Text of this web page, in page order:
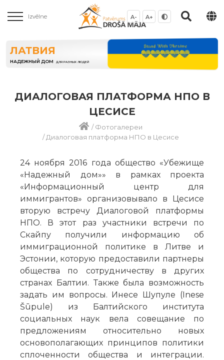
Izvēlne A- A+
ЛАТВИЯ
НАДЕЖНЫЙ ДОМ ДЛЯ РАЗНЫХ ЛЮДЕЙ
ДИАЛОГОВАЯ ПЛАТФОРМА НПО В
ЦЕСИСЕ
/Фотогалереи
/Диалоговая платформа НПО в Цесисе
24 ноября 2016 года общество «Убежище
«Надежный дом»» в рамках проекта
«Информационный центр для
иммигрантов» организовывало в Цесисе
вторую встречу Диалоговой платформы
НПО. В этот раз участники встречи по
Скайпу получили информацию об
иммиграционной политике в Литве и
Эстонии, которую предоставили партнеры
общества по сотрудничеству в других
странах Балтии. Также была возможность
задать им вопросы. Инесе Шупуле (Inese
Šūpule) из Балтийского института
социальных наук вела совещание по
предложениям относительно новых
основополагающих принципов политики
сплоченности общества и интеграции.